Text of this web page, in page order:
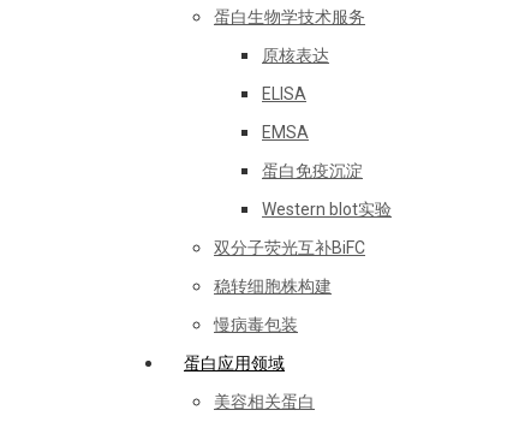
蛋白生物学技术服务
原核表达
ELISA
EMSA
蛋白免疫沉淀
Western blot实验
双分子荧光互补BiFC
稳转细胞株构建
慢病毒包装
蛋白应用领域
美容相关蛋白